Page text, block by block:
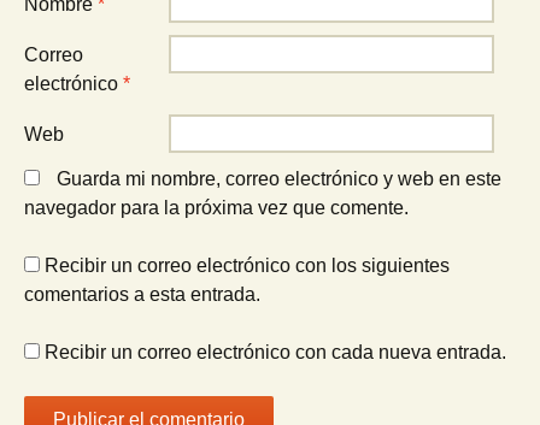
Nombre *
Correo
electrónico *
Web
Guarda mi nombre, correo electrónico y web en este
navegador para la próxima vez que comente.
Recibir un correo electrónico con los siguientes
comentarios a esta entrada.
Recibir un correo electrónico con cada nueva entrada.